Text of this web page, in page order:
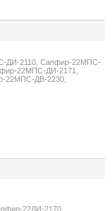
ДИ-2110, Сапфир-22МПС-
22МПС-ДИ-2171,
22МПС-ДВ-2230,
22ДИ-2170,